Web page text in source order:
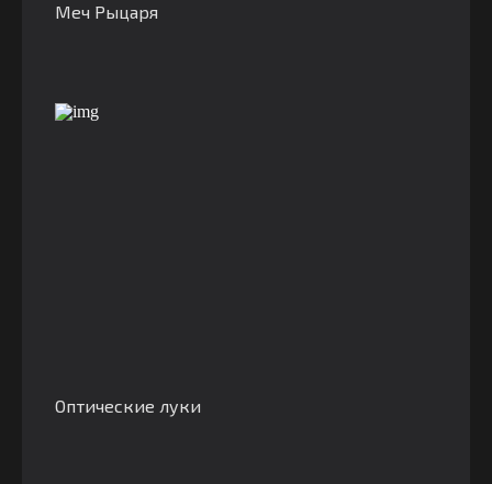
Меч Рыцаря
Оптические луки